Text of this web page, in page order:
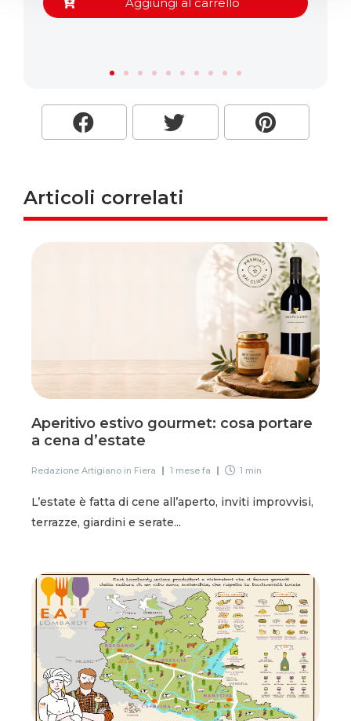
Articoli correlati
Aperitivo estivo gourmet: cosa portare
a cena d’estate
Redazione Artigiano in Fiera 1 mese fa 1 min
L’estate è fatta di cene all’aperto, inviti improvvisi,
terrazze, giardini e serate...